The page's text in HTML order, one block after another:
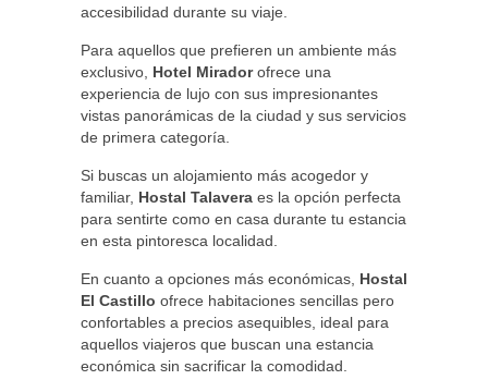
accesibilidad durante su viaje.
Para aquellos que prefieren un ambiente más
exclusivo, Hotel Miradorofrece una
experiencia de lujo con sus impresionantes
vistas panorámicas de la ciudad y sus servicios
de primera categoría.
Si buscas un alojamiento más acogedor y
familiar, Hostal Talavera es la opción perfecta
para sentirte como en casa durante tu estancia
en esta pintoresca localidad.
En cuanto a opciones más económicas, Hostal
El Castillo ofrece habitaciones sencillas pero
confortables a precios asequibles, ideal para
aquellos viajeros que buscan una estancia
económica sin sacrificar la comodidad.